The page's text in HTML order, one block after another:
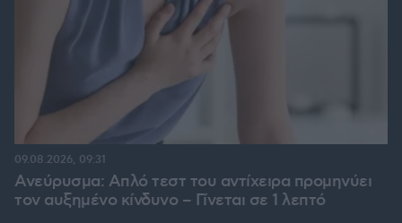
Ανεύρυσμα: Απλό τεστ του αντίχειρα προμηνύει
τον αυξημένο κίνδυνο – Γίνεται σε 1 λεπτό
09.08.2026, 09:31